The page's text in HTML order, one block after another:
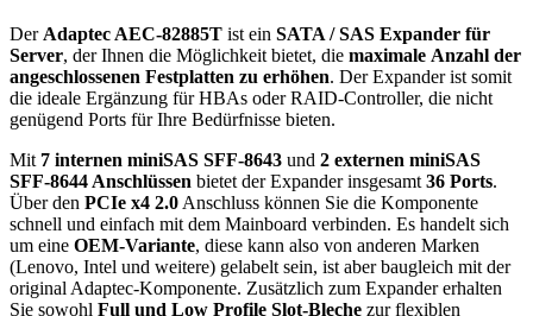
Der Adaptec AEC-82885T ist ein SATA / SAS Expander für
Server, der Ihnen die Möglichkeit bietet, die maximale Anzahl der
angeschlossenen Festplatten zu erhöhen. Der Expander ist somit
die ideale Ergänzung für HBAs oder RAID-Controller, die nicht
genügend Ports für Ihre Bedürfnisse bieten.
Mit 7 internen miniSAS SFF-8643 und 2 externen miniSAS
SFF-8644 Anschlüssen bietet der Expander insgesamt 36 Ports.
Über den PCIe x4 2.0 Anschluss können Sie die Komponente
schnell und einfach mit dem Mainboard verbinden. Es handelt sich
um eine OEM-Variante, diese kann also von anderen Marken
(Lenovo, Intel und weitere) gelabelt sein, ist aber baugleich mit der
original Adaptec-Komponente. Zusätzlich zum Expander erhalten
Sie sowohl Full und Low Profile Slot-Bleche zur flexiblen